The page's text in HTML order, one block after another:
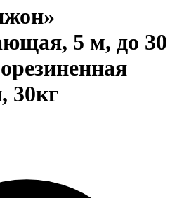
5 м, до 30
30кг